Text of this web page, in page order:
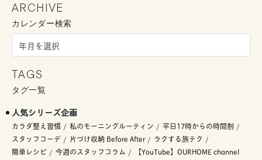
ARCHIVE
カレンダー検索
TAGS
タグ一覧
人気シリーズ企画
カラダ整え習慣 私のモーニングルーティン
平日17時からの時間割
スタッフコーデ
片づけ収納 Before After
ラクする旅テク
簡単レシピ
今週のスタッフコラム 【YouTube】OURHOME channel